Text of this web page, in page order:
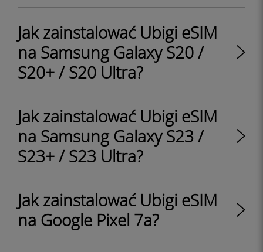
Jak zainstalować Ubigi eSIM
na Samsung Galaxy S20 /
S20+ / S20 Ultra?
Jak zainstalować Ubigi eSIM
na Samsung Galaxy S23 /
S23+ / S23 Ultra?
Jak zainstalować Ubigi eSIM
na Google Pixel 7a?